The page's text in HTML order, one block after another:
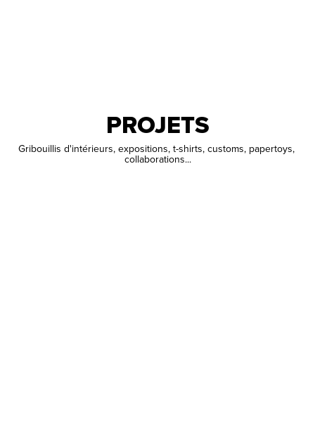
PROJETS
Gribouillis d'intérieurs, expositions, t-shirts, customs, papertoys,
collaborations...